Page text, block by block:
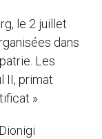
le 2 juillet
dans
Les
II, primat
».